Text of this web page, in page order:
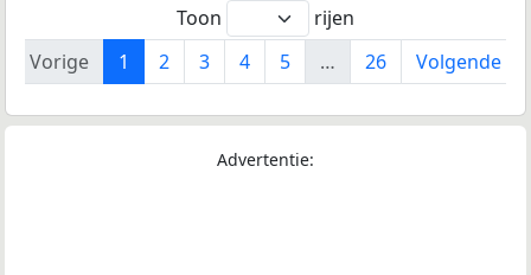
Toon
rijen
Vorige
1 2 3 4 5 … 26 Volgende
Advertentie: